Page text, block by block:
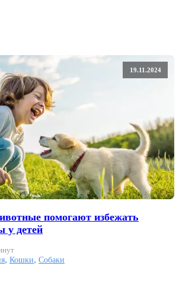
19.11.2024
помогают избежать
у детей
, Кошки, Собаки